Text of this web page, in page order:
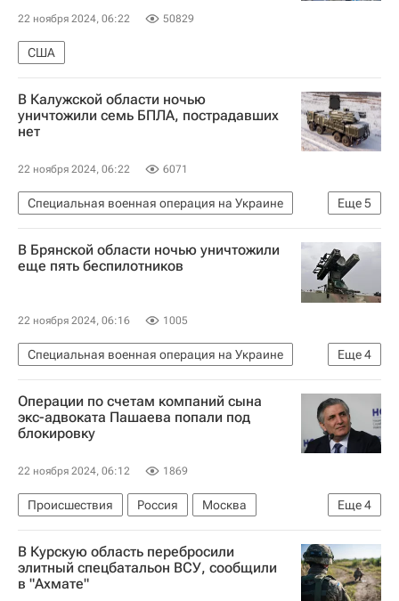
22 ноября 2024, 06:22 50829
США
В Калужской области ночью
уничтожили семь БПЛА, пострадавших
нет
22 ноября 2024, 06:22 6071
Еще5
Специальная военная операция на Украине
Калуга
Калужская область
Дзержинский район
Владислав Шапша
В Брянской области ночью уничтожили
еще пять беспилотников
22 ноября 2024, 06:16 1005
Еще4
Специальная военная операция на Украине
Брянская область
Александр Богомаз
Министерство обороны РФ (Минобороны РФ)
Происшествия
Операции по счетам компаний сына
экс-адвоката Пашаева попали под
блокировку
22 ноября 2024, 06:12 1869
Еще4
Происшествия Россия
Москва
Эльман Пашаев
Елена Блиновская
Михаил Ефремов
Следственный комитет России (СК РФ)
В Курскую область перебросили
элитный спецбатальон ВСУ, сообщили
в "Ахмате"